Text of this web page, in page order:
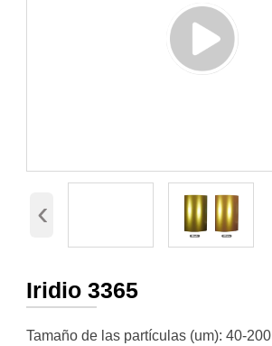
‹
Iridio 3365
Tamaño de las partículas (um): 40-200